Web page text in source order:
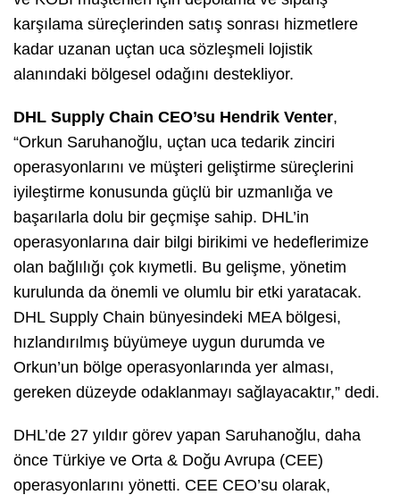
karşılama süreçlerinden satış sonrası hizmetlere
kadar uzanan uçtan uca sözleşmeli lojistik
alanındaki bölgesel odağını destekliyor.
DHL Supply Chain CEO’su Hendrik Venter,
“Orkun Saruhanoğlu, uçtan uca tedarik zinciri
operasyonlarını ve müşteri geliştirme süreçlerini
iyileştirme konusunda güçlü bir uzmanlığa ve
başarılarla dolu bir geçmişe sahip. DHL’in
operasyonlarına dair bilgi birikimi ve hedeflerimize
olan bağlılığı çok kıymetli. Bu gelişme, yönetim
kurulunda da önemli ve olumlu bir etki yaratacak.
DHL Supply Chain bünyesindeki MEA bölgesi,
hızlandırılmış büyümeye uygun durumda ve
Orkun’un bölge operasyonlarında yer alması,
gereken düzeyde odaklanmayı sağlayacaktır,” dedi.
DHL’de 27 yıldır görev yapan Saruhanoğlu, daha
önce Türkiye ve Orta & Doğu Avrupa (CEE)
operasyonlarını yönetti. CEE CEO’su olarak,